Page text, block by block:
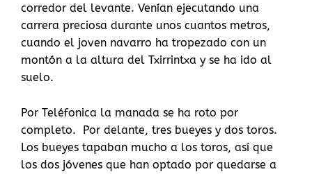
corredor del levante. Venían ejecutando una
carrera preciosa durante unos cuantos metros,
cuando el joven navarro ha tropezado con un
montón a la altura del Txirrintxa y se ha ido al
suelo.
Por Teléfonica la manada se ha roto por
completo.
Por delante, tres bueyes y dos toros.
Los bueyes tapaban mucho a los toros, así que
los dos jóvenes que han optado por quedarse a